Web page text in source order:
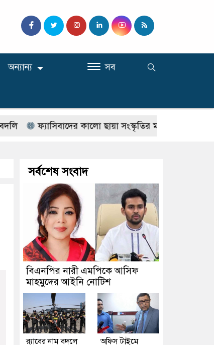
অন্যান্য সব
ফ্যাসিবাদের কালো ছায়া সংস্কৃতির মাধ্যমে বিদায় করতে
সর্বশেষ সংবাদ
বিএনপির নারী এমপিকে আসিফ
মাহমুদের আইনি নোটিশ
র‍্যাবের নাম বদলে
অফিস টাইমে